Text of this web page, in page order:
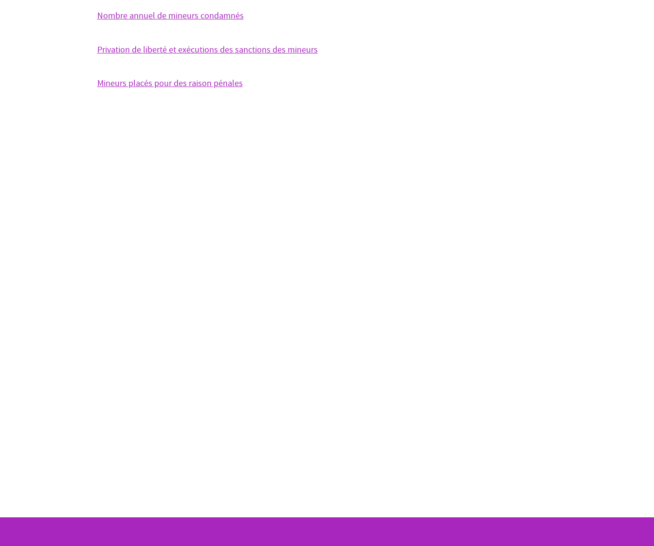
Nombre annuel de mineurs condamnés
Privation de liberté et exécutions des sanctions des mineurs
Mineurs placés pour des raison pénales